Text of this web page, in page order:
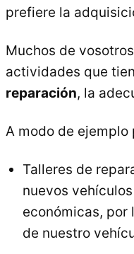
prefiere la
Muchos de
actividades que
reparación, la
A modo de ejemplo
Talleres de
nuevos
económicas,
de nuestro